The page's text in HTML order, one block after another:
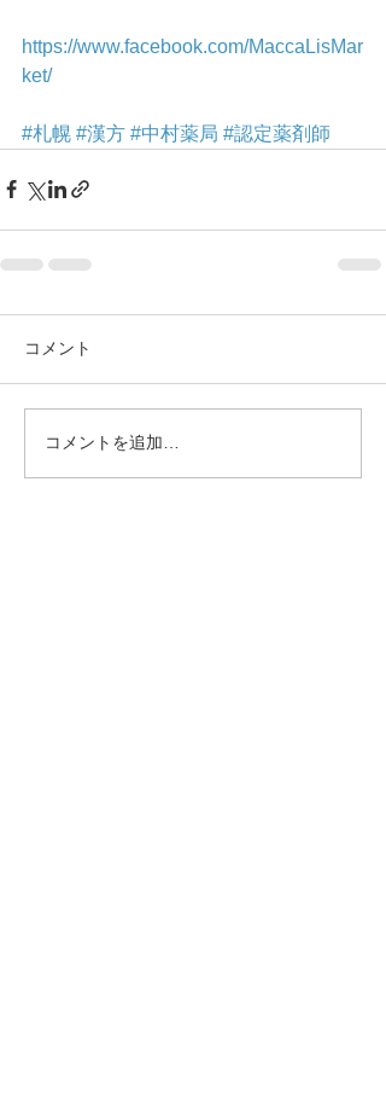
https://www.facebook.com/MaccaLisMar
ket/
#札幌 #漢方 #中村薬局 #認定薬剤師
コメント
コメントを追加…